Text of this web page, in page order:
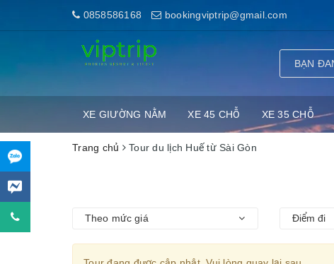
0858586168 bookingviptrip@gmail.com
XE GIƯỜNG NẰM XE 45 CHỖ XE 35 CHỖ
Trang chủ Tour du lịch Huế từ Sài Gòn
Theo mức giá Điểm đi